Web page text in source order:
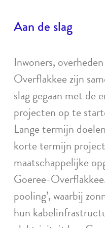
Aan de slag
Inwoners,
Overflakkee zijn
slag gegaan met de
projecten op te
Lange termijn
korte termijn
maatschappelijke
Goeree-
pooling’, waarbij
hun